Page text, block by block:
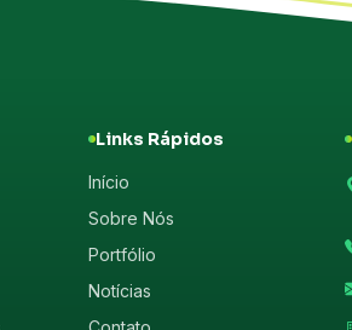
Links Rápidos
Início
Sobre Nós
Portfólio
Notícias